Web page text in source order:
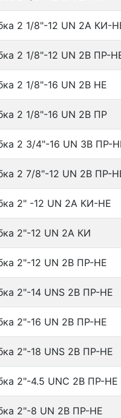
2 1/8"-12 UN 2A КИ-
2 1/8"-12 UN 2B ПР-
2 1/8"-16 UN 2B НЕ
2 1/8"-16 UN 2B ПР
2 3/4"-16 UN 3B ПР-
2 7/8"-12 UN 2B ПР-
2" -12 UN 2A КИ-НЕ
2"-12 UN 2A КИ
2"-12 UN 2B ПР-НЕ
2"-14 UNS 2B ПР-НЕ
2"-16 UN 2B ПР-НЕ
2"-18 UNS 2B ПР-НЕ
2"-4.5 UNC 2B ПР-НЕ
2"-8 UN 2B ПР-НЕ